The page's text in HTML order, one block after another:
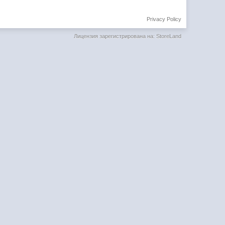
Privacy Policy
Лицензия зарегистрирована на: StoreLand